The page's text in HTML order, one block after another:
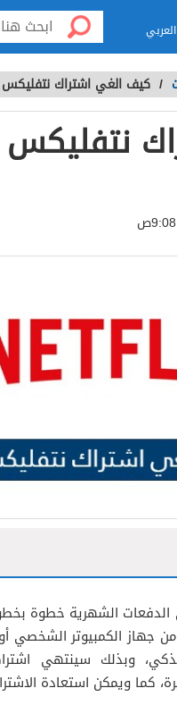
/ كيف الغي اشتراك نتفليكس
نتفليكس
الشهرية خطوة
من جهاز الكمبيوتر
الذكي، وبذلك سينتهي
كما ويمكن استعادة